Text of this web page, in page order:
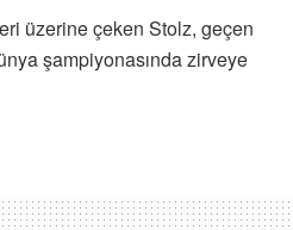
üzerine çeken Stolz, geçen
şampiyonasında zirveye